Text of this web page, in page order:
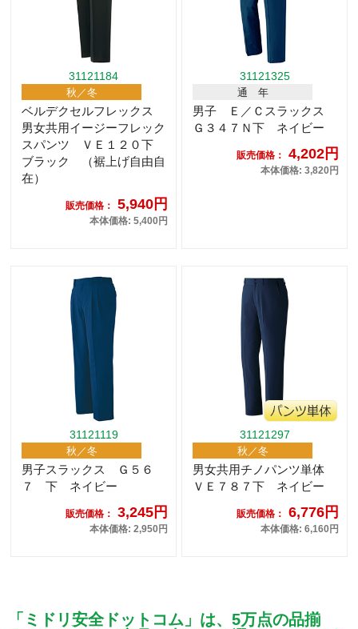
31121184
秋／冬
ベルデクセルフレックス
男女共用イージーフレック
スパンツ ＶＥ１２０下
ブラック （裾上げ自由自
在）
販売価格： 5,940円
本体価格: 5,400円
31121325
通 年
男子 Ｅ／Ｃスラックス
Ｇ３４７Ｎ下 ネイビー
販売価格： 4,202円
本体価格: 3,820円
31121119
秋／冬
男子スラックス Ｇ５６
７ 下 ネイビー
販売価格： 3,245円
本体価格: 2,950円
31121297
秋／冬
男女共用チノパンツ単体
ＶＥ７８７下 ネイビー
販売価格： 6,776円
本体価格: 6,160円
「ミドリ安全ドットコム」は、5万点の品揃